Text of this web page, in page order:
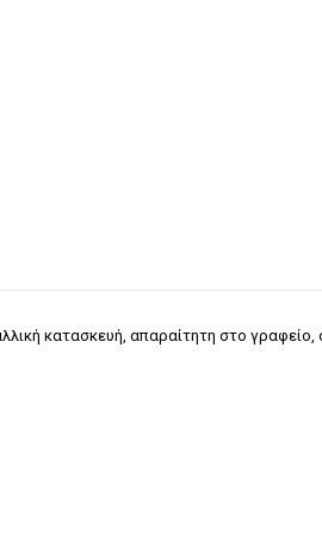
κατασκευή, απαραίτητη στο γραφείο,